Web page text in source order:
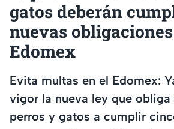
gatos deberán
nuevas
Edomex
Evita multas en el Edomex:
vigor la nueva ley que obliga
perros y gatos a cumplir